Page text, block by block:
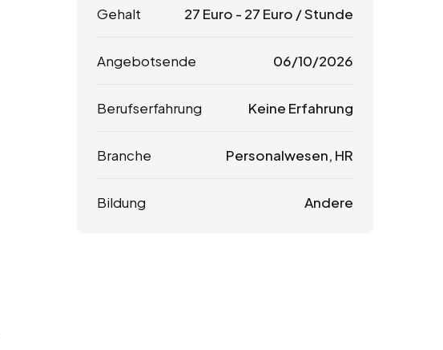
Gehalt 27 Euro - 27 Euro / Stunde
Angebotsende 06/10/2026
Berufserfahrung Keine Erfahrung
Branche Personalwesen, HR
Bildung Andere